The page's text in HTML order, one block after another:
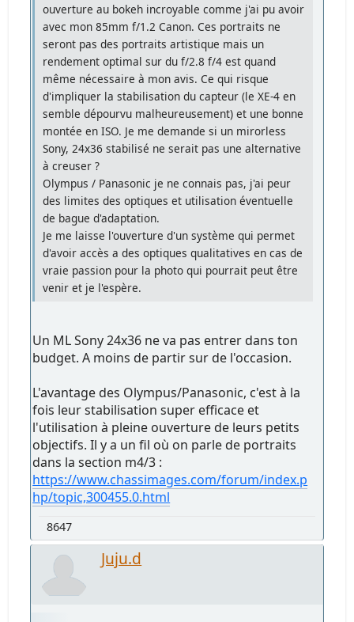
ouverture au bokeh incroyable comme j'ai pu avoir
avec mon 85mm f/1.2 Canon. Ces portraits ne
seront pas des portraits artistique mais un
rendement optimal sur du f/2.8 f/4 est quand
même nécessaire à mon avis. Ce qui risque
d'impliquer la stabilisation du capteur (le XE-4 en
semble dépourvu malheureusement) et une bonne
montée en ISO. Je me demande si un mirorless
Sony, 24x36 stabilisé ne serait pas une alternative
à creuser ?
Olympus / Panasonic je ne connais pas, j'ai peur
des limites des optiques et utilisation éventuelle
de bague d'adaptation.
Je me laisse l'ouverture d'un système qui permet
d'avoir accès a des optiques qualitatives en cas de
vraie passion pour la photo qui pourrait peut être
venir et je l'espère.
Un ML Sony 24x36 ne va pas entrer dans ton
budget. A moins de partir sur de l'occasion.
L'avantage des Olympus/Panasonic, c'est à la
fois leur stabilisation super efficace et
l'utilisation à pleine ouverture de leurs petits
objectifs. Il y a un fil où on parle de portraits
dans la section m4/3 :
https://www.chassimages.com/forum/index.p
hp/topic,300455.0.html
8647
Juju.d